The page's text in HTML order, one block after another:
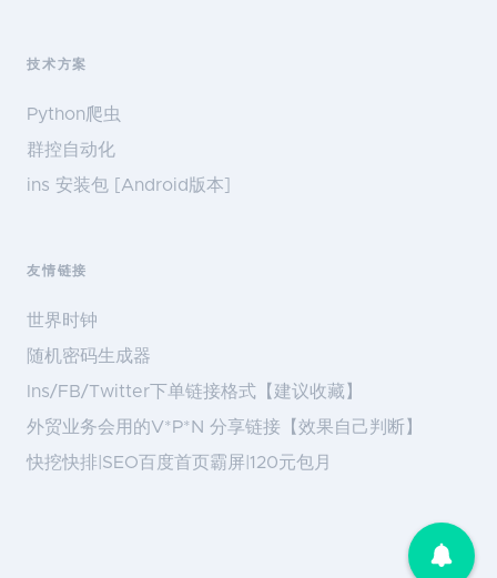
技术方案
Python爬虫
群控自动化
ins 安装包 [Android版本]
友情链接
世界时钟
随机密码生成器
Ins/FB/Twitter下单链接格式【建议收藏】
外贸业务会用的V*P*N 分享链接【效果自己判断】
快挖快排|SEO百度首页霸屏|120元包月